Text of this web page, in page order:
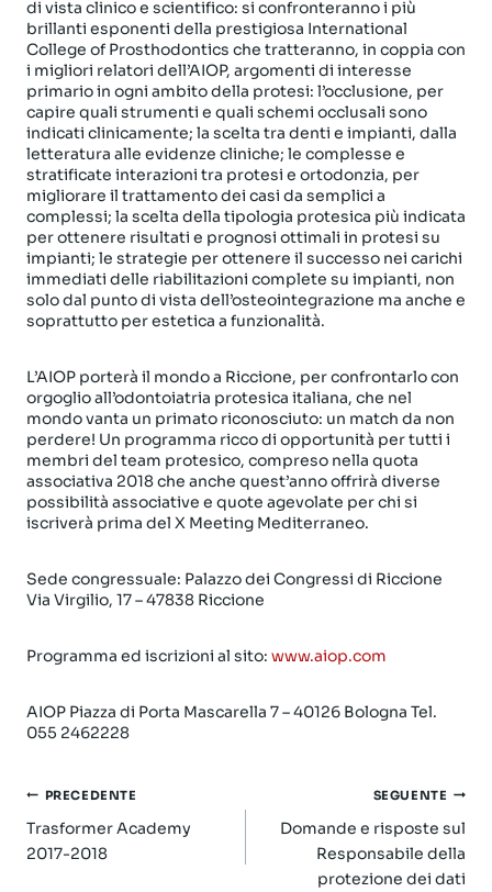
di vista clinico e scientifico: si confronteranno i più
brillanti esponenti della prestigiosa International
College of Prosthodontics che tratteranno, in coppia con
i migliori relatori dell’AIOP, argomenti di interesse
primario in ogni ambito della protesi: l’occlusione, per
capire quali strumenti e quali schemi occlusali sono
indicati clinicamente; la scelta tra denti e impianti, dalla
letteratura alle evidenze cliniche; le complesse e
stratificate interazioni tra protesi e ortodonzia, per
migliorare il trattamento dei casi da semplici a
complessi; la scelta della tipologia protesica più indicata
per ottenere risultati e prognosi ottimali in protesi su
impianti; le strategie per ottenere il successo nei carichi
immediati delle riabilitazioni complete su impianti, non
solo dal punto di vista dell’osteointegrazione ma anche e
soprattutto per estetica a funzionalità.
L’AIOP porterà il mondo a Riccione, per confrontarlo con
orgoglio all’odontoiatria protesica italiana, che nel
mondo vanta un primato riconosciuto: un match da non
perdere! Un programma ricco di opportunità per tutti i
membri del team protesico, compreso nella quota
associativa 2018 che anche quest’anno offrirà diverse
possibilità associative e quote agevolate per chi si
iscriverà prima del X Meeting Mediterraneo.
Sede congressuale: Palazzo dei Congressi di Riccione
Via Virgilio, 17 – 47838 Riccione
Programma ed iscrizioni al sito: www.aiop.com
AIOP Piazza di Porta Mascarella 7 – 40126 Bologna Tel.
055 2462228
Navigazione
articoli
PRECEDENTE
Trasformer Academy
2017-2018
SEGUENTE
Domande e risposte sul
Responsabile della
protezione dei dati